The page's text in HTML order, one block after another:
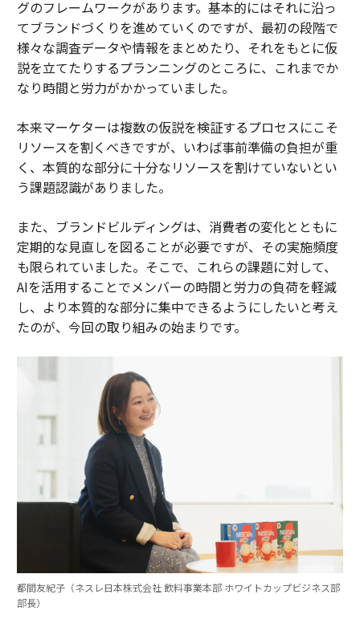
グのフレームワークがあります。基本的にはそれに沿っ
てブランドづくりを進めていくのですが、最初の段階で
様々な調査データや情報をまとめたり、それをもとに仮
説を立てたりするプランニングのところに、これまでか
なり時間と労力がかかっていました。
本来マーケターは複数の仮説を検証するプロセスにこそ
リソースを割くべきですが、いわば事前準備の負担が重
く、本質的な部分に十分なリソースを割けていないとい
う課題認識がありました。
また、ブランドビルディングは、消費者の変化とともに
定期的な見直しを図ることが必要ですが、その実施頻度
も限られていました。そこで、これらの課題に対して、
AIを活用することでメンバーの時間と労力の負荷を軽減
し、より本質的な部分に集中できるようにしたいと考え
たのが、今回の取り組みの始まりです。
都間友紀子（ネスレ日本株式会社 飲料事業本部 ホワイトカップビジネス部
部長）